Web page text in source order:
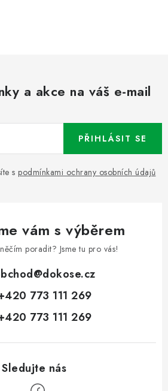
a akce na váš e-mail
s podmínkami ochrany osobních údajů
PŘIHLÁSIT SE
vám s výběrem
poradit? Jsme tu pro vás!
@dokose.cz
773 111 269
773 111 269